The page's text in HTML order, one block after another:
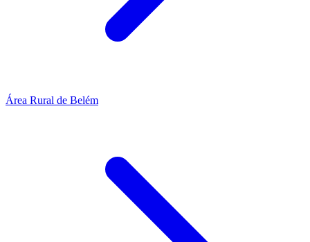
Área Rural de Belém